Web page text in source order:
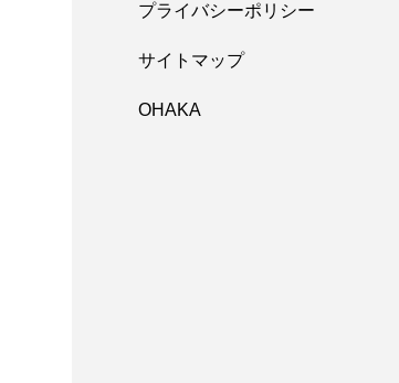
プライバシーポリシー
サイトマップ
OHAKA